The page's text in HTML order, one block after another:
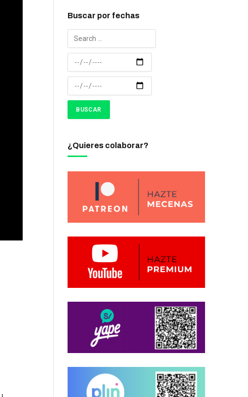
Buscar por fechas
¿Quieres colaborar?